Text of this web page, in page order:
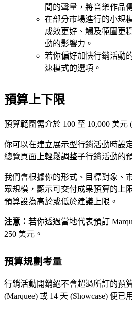
間的聲量，將音樂作品
在部分市場進行的小規
成效更好、觸及範圍更
動的影響力。
若你偏好加快行銷活動
速模式的選項。
預算上下限
預算範圍需介於 100 至 10,000 美元
你可以在建立展示型行銷活動時設
總覽頁面上輕鬆調整子行銷活動的
我們會根據你的形式、目標對象、
眾規模，顯示可交付成果預算的上
預算設為高於或低於建議上限。
注意： 若你透過當地代表預訂
250 美元。
預算規劃考量
行銷活動開銷絕不會超過所訂的預
(Marquee) 或 14 天 (Showcase) 便